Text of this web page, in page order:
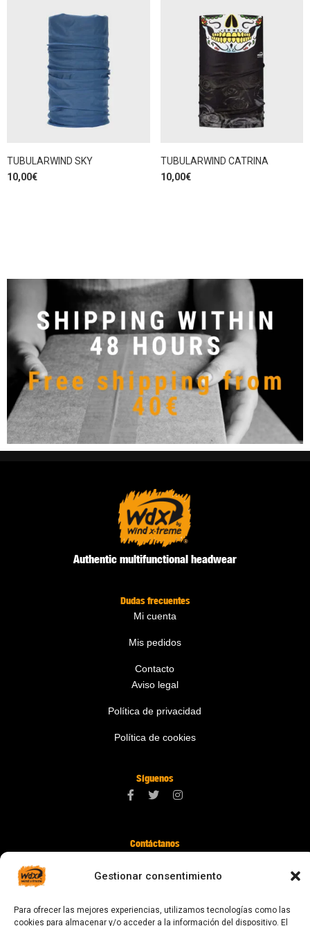
Gestionar consentimiento
Para ofrecer las mejores experiencias, utilizamos tecnologías como las
cookies para almacenar y/o acceder a la información del dispositivo. El
TUBULARWIND SKY
10,00€
TUBULARWIND CATRINA
10,00€
Authentic multifunctional headwear
Dudas frecuentes
Mi cuenta
Mis pedidos
Contacto
Aviso legal
Política de privacidad
Política de cookies
Síguenos
Contáctanos
08024 Barcelona